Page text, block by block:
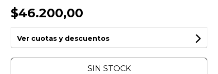
$46.200,00
Ver cuotas y descuentos
SIN STOCK